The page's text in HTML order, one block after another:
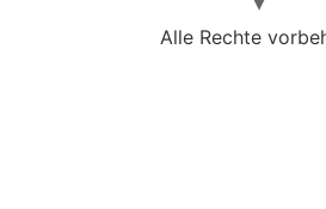
Alle Rechte